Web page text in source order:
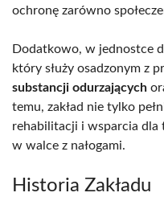
ochronę zarówno
Dodatkowo, w jednostce
który służy osadzonym z
substancji odurzających
temu, zakład nie tylko
rehabilitacji i wsparcia
w walce z nałogami.
Historia Zakładu